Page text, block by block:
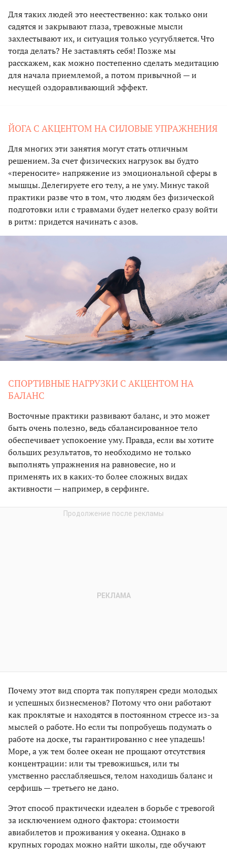
Для таких людей это неестественно: как только они
садятся и закрывают глаза, тревожные мысли
захлестывают их, и ситуация только усугубляется. Что
тогда делать? Не заставлять себя! Позже мы
расскажем, как можно постепенно сделать медитацию
для начала приемлемой, а потом привычной — и
несущей оздоравливающий эффект.
ЙОГА С АКЦЕНТОМ НА СИЛОВЫЕ УПРАЖНЕНИЯ
Для многих эти занятия могут стать отличным
решением. За счет физических нагрузок вы будто
«переносите» напряжение из эмоциональной сферы в
мышцы. Делегируете его телу, а не уму. Минус такой
практики разве что в том, что людям без физической
подготовки или с травмами будет нелегко сразу войти
в ритм: придется начинать с азов.
СПОРТИВНЫЕ НАГРУЗКИ С АКЦЕНТОМ НА
БАЛАНС
Восточные практики развивают баланс, и это может
быть очень полезно, ведь сбалансированное тело
обеспечивает успокоение уму. Правда, если вы хотите
больших результатов, то необходимо не только
выполнять упражнения на равновесие, но и
применять их в каких-то более сложных видах
активности — например, в серфинге.
Почему этот вид спорта так популярен среди молодых
и успешных бизнесменов? Потому что они работают
как проклятые и находятся в постоянном стрессе из-за
мыслей о работе. Но если ты попробуешь подумать о
работе на доске, ты гарантированно с нее упадешь!
Море, а уж тем более океан не прощают отсутствия
концентрации: или ты тревожишься, или ты
умственно расслабляешься, телом находишь баланс и
серфишь — третьего не дано.
Этот способ практически идеален в борьбе с тревогой
за исключением одного фактора: стоимости
авиабилетов и проживания у океана. Однако в
крупных городах можно найти школы, где обучают